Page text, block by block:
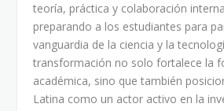
teoría, práctica y colaboración
preparando a los estudiantes para
vanguardia de la ciencia y la
transformación no solo fortalece la
académica, sino que también
Latina como un actor activo en la